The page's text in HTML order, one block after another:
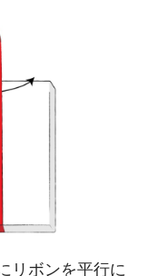
リボンを平行に